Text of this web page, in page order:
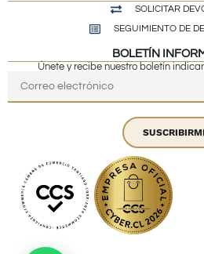
SOLICITAR
SEGUIMIENTO DE
BOLETÍN
Únete y recibe nuestro boletín